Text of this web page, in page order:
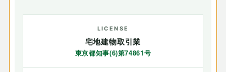
LICENSE
宅地建物取引業
東京都知事(6)第74861号